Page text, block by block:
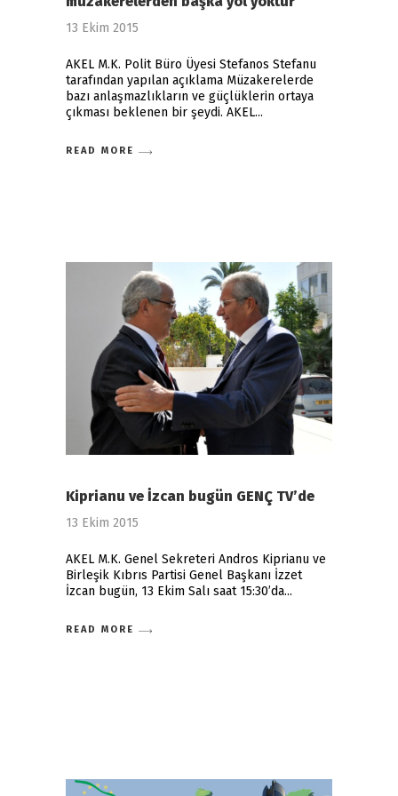
13 Ekim 2015
AKEL M.K. Polit Büro Üyesi Stefanos Stefanu
tarafından yapılan açıklama Müzakerelerde
bazı anlaşmazlıkların ve güçlüklerin ortaya
çıkması beklenen bir şeydi. AKEL
READ MORE
Kiprianu ve İzcan bugün GENÇ TV’de
13 Ekim 2015
AKEL M.K. Genel Sekreteri Andros Kiprianu ve
Birleşik Kıbrıs Partisi Genel Başkanı İzzet
İzcan bugün, 13 Ekim Salı saat 15:30’da
READ MORE